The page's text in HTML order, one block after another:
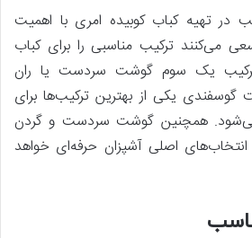
در تهیه کباب کوبیده امری با اهمیت
می‌کنند ترکیب مناسبی را برای کباب
ترکیب یک‌ سوم گوشت سردست یا ران
یکی از بهترین ترکیب‌ها برای
همچنین گوشت سردست و گردن
انتخاب‌های اصلی آشپزان حرفه‌ای خواهد